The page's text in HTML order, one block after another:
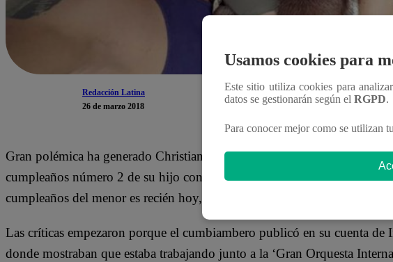
Redacción Latina
26 de marzo 2018
Gran polémica ha generado Christian Domínguez luego de ser el gran
cumpleaños número 2 de su hijo con Karla Tarazona. El cumbiambero
cumpleaños del menor es recién hoy, 26 de marzo, y que le resta
Las críticas empezaron porque el cumbiambero publicó en su cuenta de
donde mostraban que estaba trabajando junto a la ‘Gran Orquesta
Usamos cookies para
Este sitio utiliza cookies para
datos se gestionarán según el RGPD.
Para conocer mejor como se utilizan